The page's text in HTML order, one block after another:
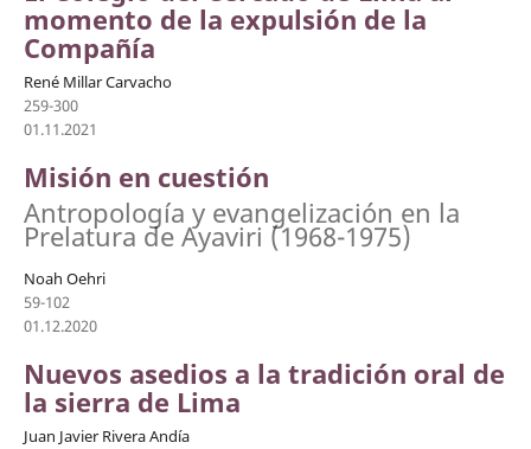
momento de la expulsión de la
Compañía
René Millar Carvacho
259-300
01.11.2021
Misión en cuestión
Antropología y evangelización en la
Prelatura de Ayaviri (1968-1975)
Noah Oehri
59-102
01.12.2020
Nuevos asedios a la tradición oral de
la sierra de Lima
Juan Javier Rivera Andía